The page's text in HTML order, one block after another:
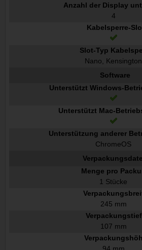
Anzahl der Display
4
Kabelsperre-
Slot-Typ
Nano, Kensington
Software
Unterstützt Windows-
Unterstützt Mac-
Unterstützung anderer
ChromeOS
Menge pro
1 Stücke
245 mm
107 mm
94 mm